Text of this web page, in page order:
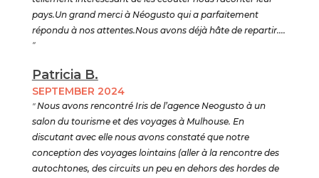
pays.Un grand merci à Néogusto qui a parfaitement
répondu à nos attentes.Nous avons déjà hâte de repartir....
"
Patricia B.
SEPTEMBER 2024
"Nous avons rencontré Iris de l’agence Neogusto à un
salon du tourisme et des voyages à Mulhouse. En
discutant avec elle nous avons constaté que notre
conception des voyages lointains (aller à la rencontre des
autochtones, des circuits un peu en dehors des hordes de